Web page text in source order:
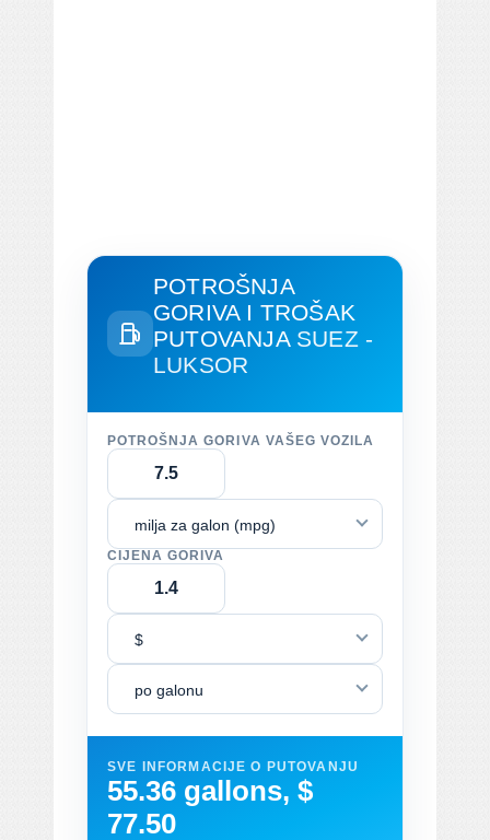
POTROŠNJA
GORIVA I TROŠAK
PUTOVANJA SUEZ -
LUKSOR
POTROŠNJA GORIVA VAŠEG VOZILA
milja za galon (mpg)
CIJENA GORIVA
$
po galonu
SVE INFORMACIJE O PUTOVANJU
55.36 gallons, $
77.50